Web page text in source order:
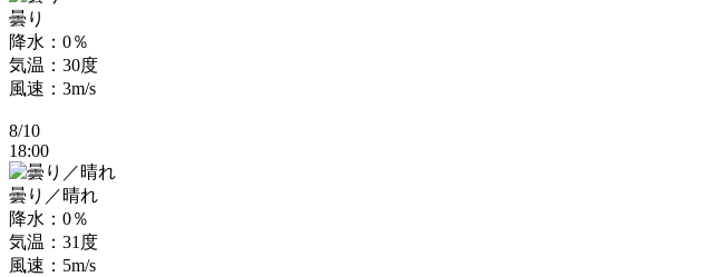
曇り
降水：0％
気温：30度
風速：3m/s
8/10
18:00
曇り／晴れ
降水：0％
気温：31度
風速：5m/s